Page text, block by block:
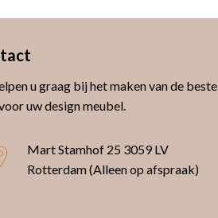
u graag bij het maken van de beste
uw design meubel.
Mart Stamhof 25 3059 LV
Rotterdam (Alleen op afspraak)